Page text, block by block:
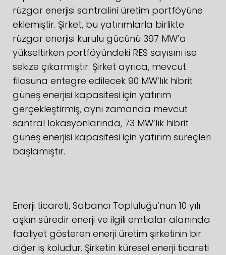
rüzgar enerjisi santralini üretim portföyüne
eklemiştir. Şirket, bu yatırımlarla birlikte
rüzgar enerjisi kurulu gücünü 397 MW’a
yükseltirken portföyündeki RES sayısını ise
sekize çıkarmıştır. Şirket ayrıca, mevcut
filosuna entegre edilecek 90 MW’lık hibrit
güneş enerjisi kapasitesi için yatırım
gerçekleştirmiş, aynı zamanda mevcut
santral lokasyonlarında, 73 MW’lık hibrit
güneş enerjisi kapasitesi için yatırım süreçleri
başlamıştır.
Enerji ticareti, Sabancı Topluluğu’nun 10 yılı
aşkın süredir enerji ve ilgili emtialar alanında
faaliyet gösteren enerji üretim şirketinin bir
diğer iş koludur. Şirketin küresel enerji ticareti